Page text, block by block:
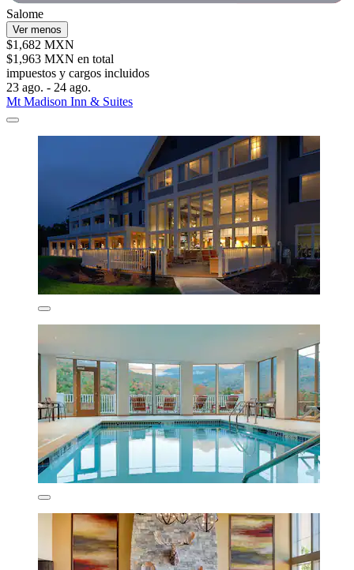
Salome
Ver menos
$1,682 MXN
$1,963 MXN en total
impuestos y cargos incluidos
23 ago. - 24 ago.
Mt Madison Inn & Suites